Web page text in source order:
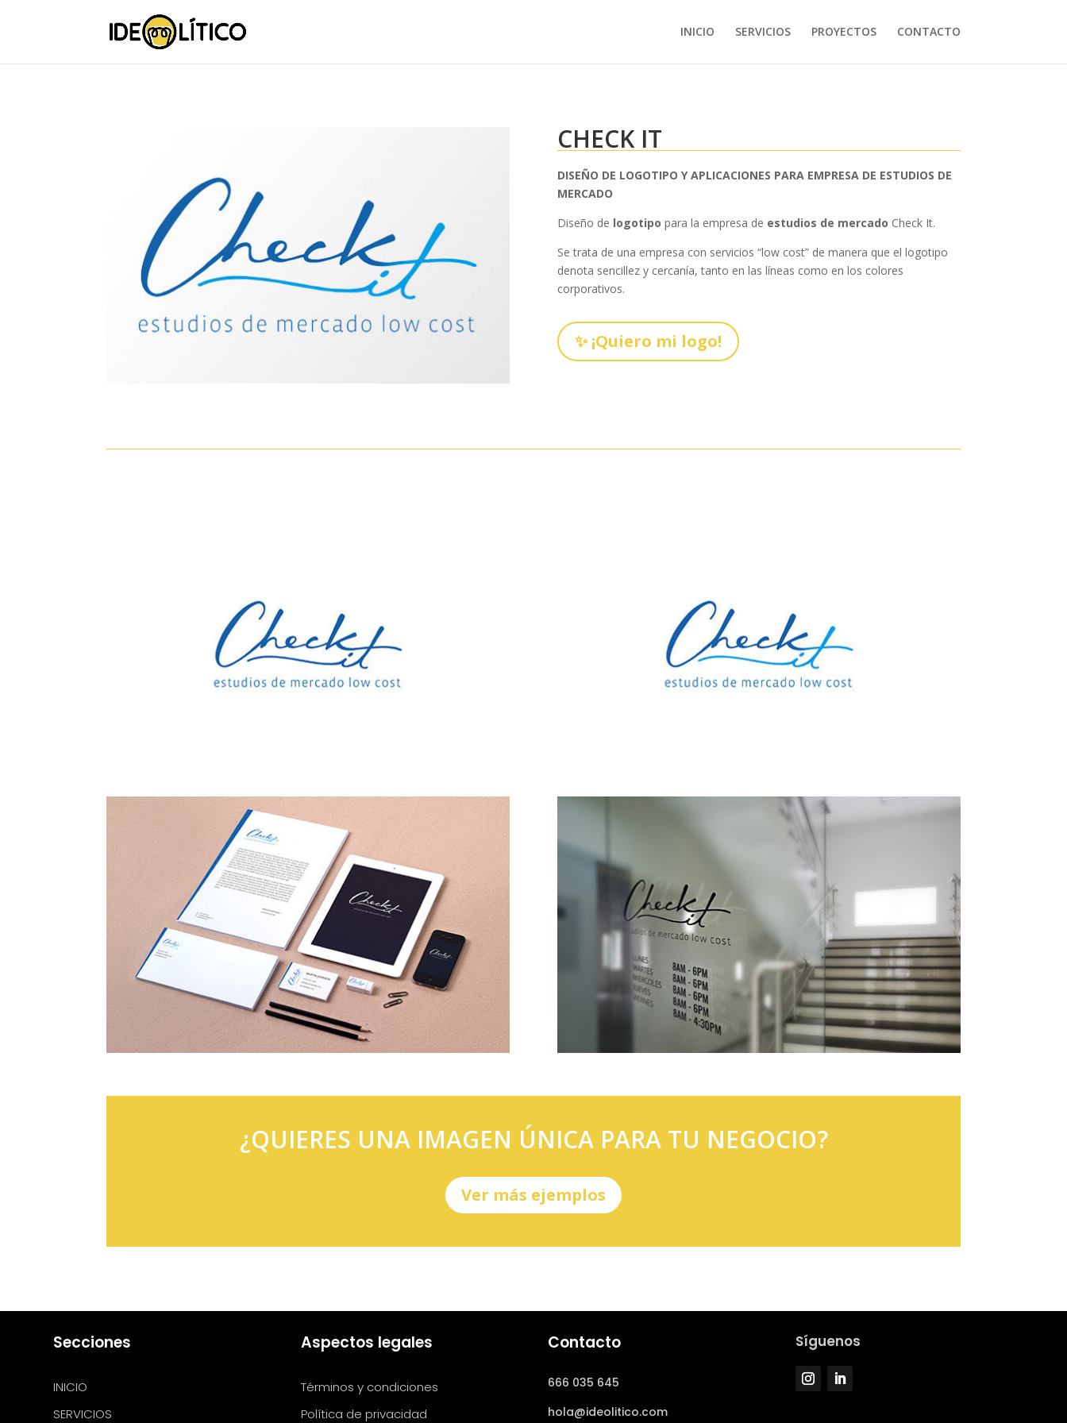
INICIO SERVICIOS PROYECTOS CONTACTO
CHECK IT
DISEÑO DE LOGOTIPO Y APLICACIONES PARA EMPRESA DE ESTUDIOS DE
MERCADO
Diseño de logotipo para la empresa de estudios de mercado Check It.
Se trata de una empresa con servicios “low cost” de manera que el logotipo
denota sencillez y cercanía, tanto en las líneas como en los colores
corporativos.
✨ ¡Quiero mi logo!
¿QUIERES UNA IMAGEN ÚNICA PARA TU NEGOCIO?
Ver más ejemplos
Secciones
INICIO
SERVICIOS
Aspectos legales
Términos y condiciones
Política de privacidad
Contacto
666 035 645
hola@ideolitico.com
Síguenos